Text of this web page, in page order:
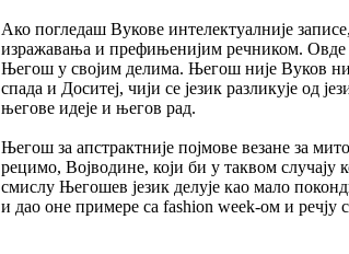
Ако погледаш Вукове интелектуалније
изражавања и префињенијим речником. Овде
Његош у својим делима. Његош није Вуков ни
спада и Доситеј, чији се језик разликује од
његове идеје и његов рад.
Његош за апстрактније појмове везане за
рецимо, Војводине, који би у таквом случају
смислу Његошев језик делује као мало
и дао оне примере са fashion week-ом и речју